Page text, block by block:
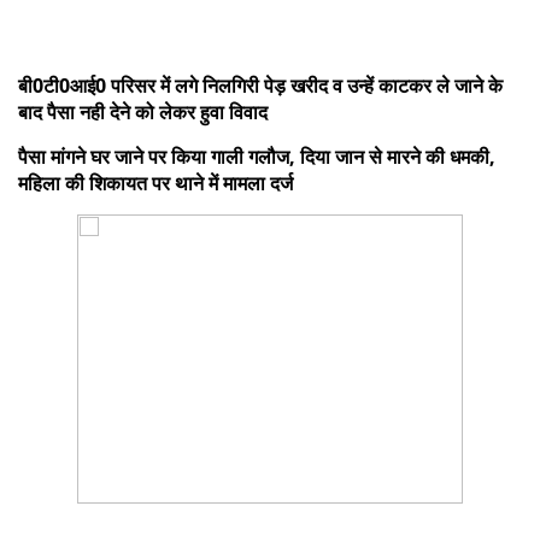
बी0टी0आई0 परिसर में लगे निलगिरी पेड़ खरीद व उन्हें काटकर ले जाने के
बाद पैसा नही देने को लेकर हुवा विवाद
पैसा मांगने घर जाने पर किया गाली गलौज, दिया जान से मारने की धमकी,
महिला की शिकायत पर थाने में मामला दर्ज